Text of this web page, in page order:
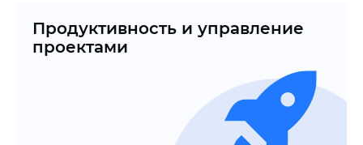
Продуктивность и управление
проектами